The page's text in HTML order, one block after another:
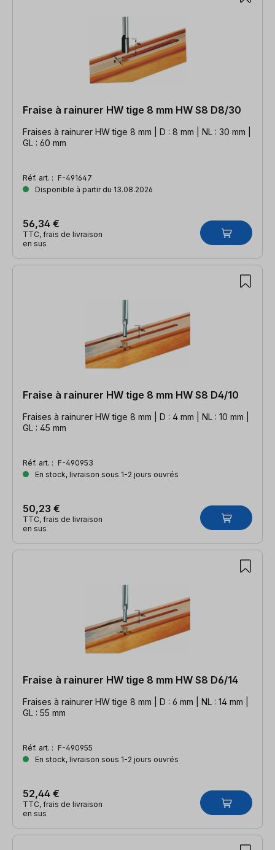
Fraise à rainurer HW tige 8 mm HW S8 D8/30
Fraises à rainurer HW tige 8 mm | D : 8 mm | NL : 30 mm |
GL : 60 mm
Réf. art. : F-491647
Disponible à partir du 13.08.2026
56,34 €
TTC, frais de livraison
en sus
Fraise à rainurer HW tige 8 mm HW S8 D4/10
Fraises à rainurer HW tige 8 mm | D : 4 mm | NL : 10 mm |
GL : 45 mm
Réf. art. : F-490953
En stock, livraison sous 1-2 jours ouvrés
50,23 €
TTC, frais de livraison
en sus
Fraise à rainurer HW tige 8 mm HW S8 D6/14
Fraises à rainurer HW tige 8 mm | D : 6 mm | NL : 14 mm |
GL : 55 mm
Réf. art. : F-490955
En stock, livraison sous 1-2 jours ouvrés
52,44 €
TTC, frais de livraison
en sus